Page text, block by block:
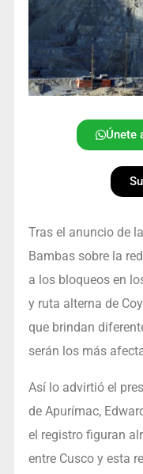
Únete
Tras el anuncio de
Bambas sobre la
a los bloqueos en
y ruta alterna de
que brindan
serán los más
Así lo advirtió el
de Apurímac,
el registro figuran
entre Cusco y esta